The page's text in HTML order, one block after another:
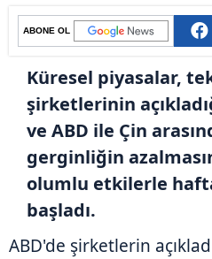
ABONE OL
Küresel piyasalar,
şirketlerinin
ve ABD ile Çin
gerginliğin
olumlu etkilerle
başladı.
ABD'de şirketlerin